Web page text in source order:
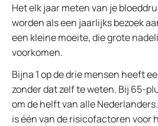
Het elk jaar meten van je
worden als een jaarlijks bezoek
een kleine moeite, die grote
voorkomen.
Bijna 1 op de drie mensen heeft
zonder dat zelf te weten. Bij 65-
om de helft van alle
is één van de risicofactoren voor